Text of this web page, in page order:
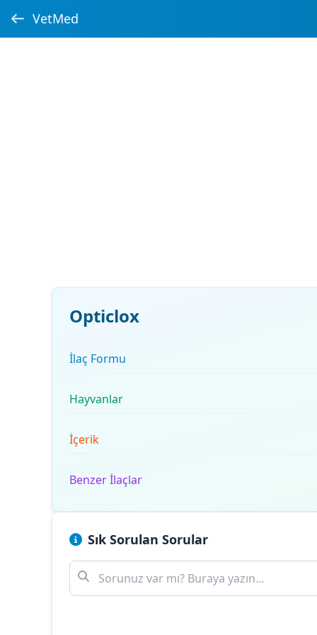
VetMed
Opticlox
İlaç Formu
Hayvanlar
İçerik
Benzer İlaçlar
Sık Sorulan Sorular